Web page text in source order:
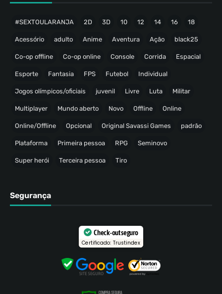
#SEXTOULARANJA 2D 3D 10 12 14 16 18
Acessório adulto Anime Aventura Ação black25
Co-op offline Co-op online Console Corrida Espacial
Esporte Fantasia FPS Futebol Individual
Jogos olímpicos/oficiais juvenil Livre Luta Militar
Multiplayer Mundo aberto Novo Offline Online
Online/Offline Opcional Original Savassi Games padrão
Plataforma Primeira pessoa RPG Seminovo
Super herói Terceira pessoa Tiro
Segurança
Check-out seguro
Certificado: Trustindex